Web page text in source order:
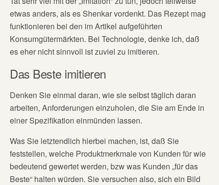
etwas anders, als es Shenkar vordenkt. Das Rezept mag
funktionieren bei den im Artikel aufgeführten
Konsumgütermärkten. Bei Technologie, denke ich, daß
es eher nicht sinnvoll ist zuviel zu imitieren.
Das Beste imitieren
Denken Sie einmal daran, wie sie selbst täglich daran
arbeiten, Anforderungen einzuholen, die Sie am Ende in
einer Spezifikation einmünden lassen.
Was Sie letztendlich hierbei machen, ist, daß Sie
feststellen, welche Produktmerkmale von Kunden für wie
bedeutend gewertet werden, bzw was Kunden „für das
Beste“ halten würden. Sie versuchen also, sich ein Bild